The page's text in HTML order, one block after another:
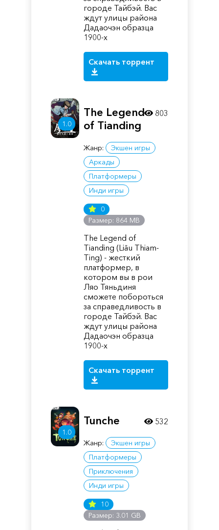
городе Тайбэй. Вас
ждут улицы района
Дадаочэн образца
1900-х
Скачать торрент
1.0
The Legend
of Tianding
Жанр:
Экшен игры
Аркады
Платформеры
Инди игры
0
Размер: 864 MB
The Legend of
Tianding (Liāu Thiam-
Ting) - жесткий
платформер, в
котором вы в рои
Ляо Тяньдиня
сможете побороться
за справедливость в
городе Тайбэй. Вас
ждут улицы района
Дадаочэн образца
1900-х
Скачать торрент
803
1.0
Tunche
Жанр:
Экшен игры
Платформеры
Приключения
Инди игры
10
Размер: 3.01 GB
532